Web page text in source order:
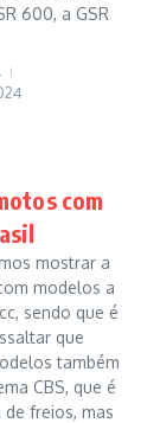
600, a GSR
com
mostrar a
modelos a
sendo que é
que
também
CBS, que é
freios, mas